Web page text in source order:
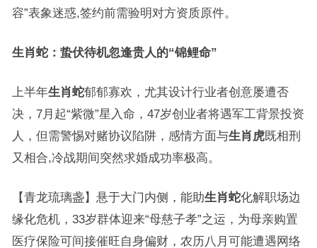
容”表象迷惑,签约前需验明对方资质原件。
生肖蛇：蛰伏待机忽逢贵人的“锦鲤命”
上半年生肖蛇郁郁寡欢，尤其设计行业者创意屡遭否
决，7月起“紫微”星入命，47岁创业者将遇军工背景投资
人，但需警惕对赌协议陷阱，感情方面与生肖虎既相刑
又相合,冷战期间突然求婚成功率极高。
【青龙琉璃盏】悬于大门内侧，能助生肖蛇化解职场边
缘化危机，33岁群体迎来“母慈子孝”之运，为母亲购置
医疗保险可间接催旺自身偏财，农历八月可能遭遇网络